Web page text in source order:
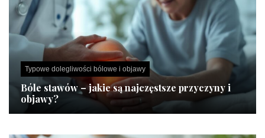
Typowe dolegliwości bólowe i objawy
Bóle stawów – jakie są najczęstsze przyczyny i
objawy?